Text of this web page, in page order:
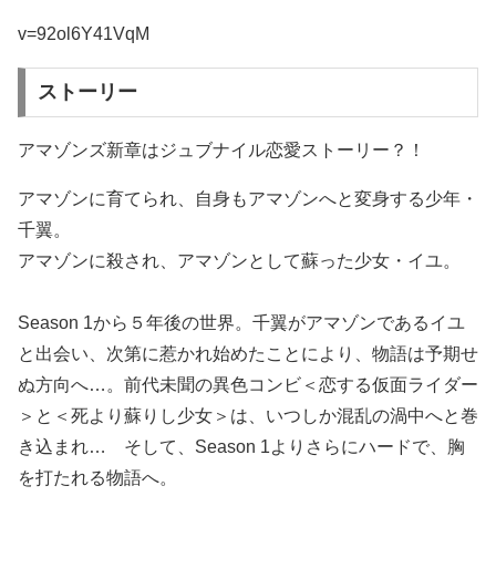
v=92ol6Y41VqM
ストーリー
アマゾンズ新章はジュブナイル恋愛ストーリー？！
アマゾンに育てられ、自身もアマゾンへと変身する少年・
千翼。
アマゾンに殺され、アマゾンとして蘇った少女・イユ。
Season 1から５年後の世界。千翼がアマゾンであるイユ
と出会い、次第に惹かれ始めたことにより、物語は予期せ
ぬ方向へ…。前代未聞の異色コンビ＜恋する仮面ライダー
＞と＜死より蘇りし少女＞は、いつしか混乱の渦中へと巻
き込まれ… そして、Season 1よりさらにハードで、胸
を打たれる物語へ。